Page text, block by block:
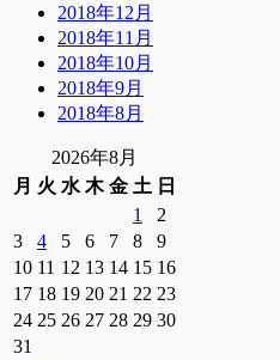
2018年12月
2018年11月
2018年10月
2018年9月
2018年8月
2026年8月
月 火 水 木 金 土 日
1
2
3
4 5 6 7 8
9
10 11 12 13 14 15 16
17 18 19 20 21 22 23
24 25 26 27 28 29 30
31